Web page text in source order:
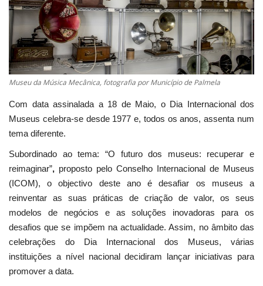
Estatuto Editorial
Saúde
Ficha técnica
Lazer
Ambiente
Museu da Música Mecânica, fotografia por Município de Palmela
Com data assinalada a 18 de Maio, o Dia Internacional dos
Museus celebra-se desde 1977 e, todos os anos, assenta num
tema diferente.
Subordinado ao tema: “O futuro dos museus: recuperar e
reimaginar”, proposto pelo Conselho Internacional de Museus
(ICOM), o objectivo deste ano é desafiar os museus a
reinventar as suas práticas de criação de valor, os seus
modelos de negócios e as soluções inovadoras para os
desafios que se impõem na actualidade. Assim, no âmbito das
celebrações do Dia Internacional dos Museus, várias
instituições a nível nacional decidiram lançar iniciativas para
promover a data.